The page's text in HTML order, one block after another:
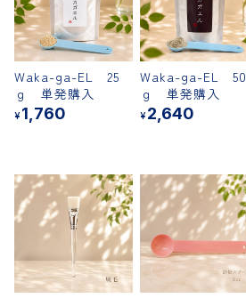
Waka-ga-EL 25
ｇ 単発購入
¥ 1,760
Waka-ga-EL 50
ｇ 単発購入
¥2,640